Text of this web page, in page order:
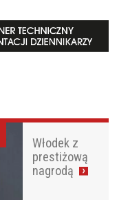
Włodek z
prestiżową
nagrodą